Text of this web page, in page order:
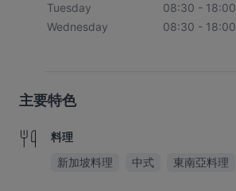
Tuesday
08:30 - 18:00
Wednesday
08:30 - 18:00
主要特色
料理
新加坡料理
中式 東南亞料理